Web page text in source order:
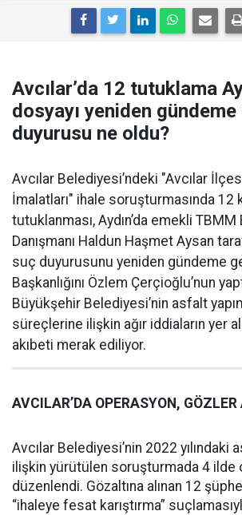
Avcılar’da 12 tutuklama
dosyayı yeniden gündeme
duyurusu ne oldu?
Avcılar Belediyesi’ndeki "Avcılar
İmalatları" ihale soruşturmasında 12
tutuklanması, Aydın’da emekli TBMM
Danışmanı Haldun Haşmet Aysan
suç duyurusunu yeniden gündeme
Başkanlığını Özlem Çerçioğlu’nun
Büyükşehir Belediyesi’nin asfalt
süreçlerine ilişkin ağır iddiaların yer
akıbeti merak ediliyor.
AVCILAR’DA OPERASYON, GÖZLER
Avcılar Belediyesi’nin 2022 yılındaki
ilişkin yürütülen soruşturmada 4 ilde
düzenlendi. Gözaltına alınan 12
“ihaleye fesat karıştırma”